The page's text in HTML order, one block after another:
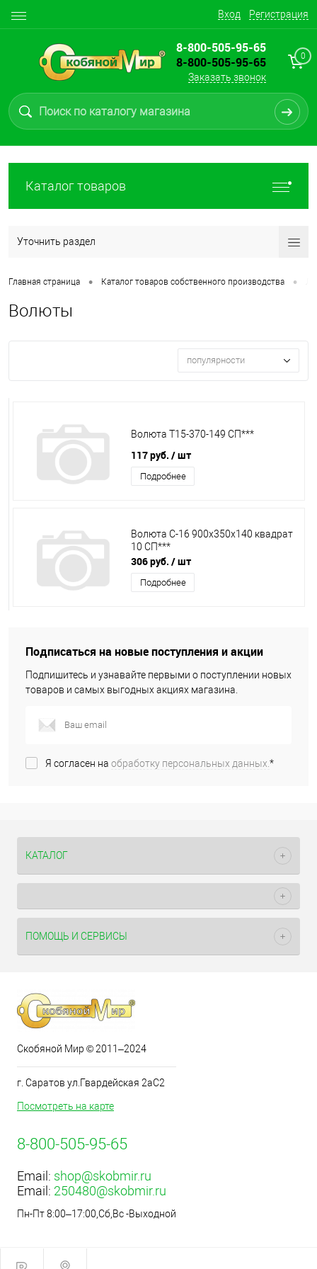
Вход Регистрация
8-800-505-95-65
8-800-505-95-65
Заказать звонок
0
Каталог товаров
Уточнить раздел
Главная страница • Каталог товаров собственного производства •
Волюты
популярности
Волюта Т15-370-149 СП***
117 руб. / шт
Подробнее
Волюта С-16 900х350х140 квадрат
10 СП***
306 руб. / шт
Подробнее
Подписаться на новые поступления и акции
Подпишитесь и узнавайте первыми о поступлении новых
товаров и самых выгодных акциях магазина.
Я согласен на обработку персональных данных.*
КАТАЛОГ
ПОМОЩЬ И СЕРВИСЫ
Скобяной Мир © 2011–2024
г. Саратов ул.Гвардейская 2аС2
Посмотреть на карте
8-800-505-95-65
Email: shop@skobmir.ru
Email: 250480@skobmir.ru
Пн-Пт 8:00–17:00,Сб,Вс -Выходной